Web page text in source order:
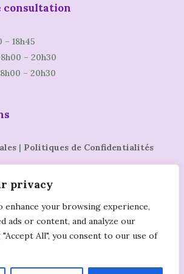
privacy
enhance your browsing experience,
ads or content, and analyze our
All", you consent to our use of
consultation
– 18h45
– 20h30
– 20h30
| Politiques de Confidentialités